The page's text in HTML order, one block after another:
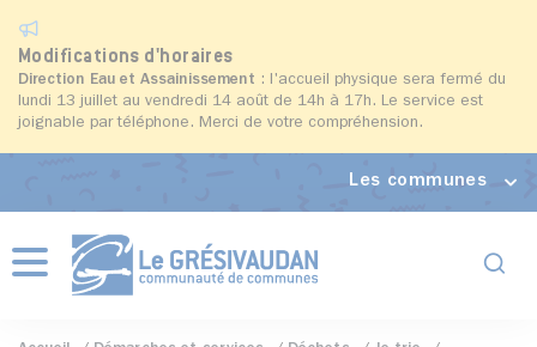
Modifications d'horaires
Direction Eau et Assainissement : l'accueil physique sera fermé du
lundi 13 juillet au vendredi 14 août de 14h à 17h. Le service est
joignable par téléphone. Merci de votre compréhension.
Les communes
Menu